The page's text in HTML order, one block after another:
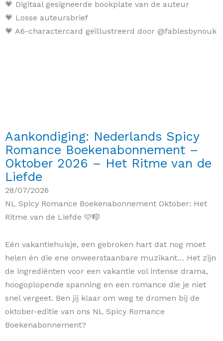
💗 Digitaal gesigneerde bookplate van de auteur
💗 Losse auteursbrief
💗 A6-charactercard geïllustreerd door @fablesbynouk
Aankondiging: Nederlands Spicy
Romance Boekenabonnement –
Oktober 2026 – Het Ritme van de
Liefde
28/07/2026
NL Spicy Romance Boekenabonnement Oktober: Het
Ritme van de Liefde 🩷🎼
Eén vakantiehuisje, een gebroken hart dat nog moet
helen én die ene onweerstaanbare muzikant… Het zijn
de ingrediënten voor een vakantie vol intense drama,
hoogoplopende spanning en een romance die je niet
snel vergeet. Ben jij klaar om weg te dromen bij de
oktober-editie van ons NL Spicy Romance
Boekenabonnement?